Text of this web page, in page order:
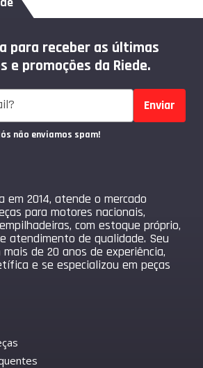
para receber as últimas
e promoções da Riede.
Enviar
não enviamos spam!
em 2014, atende o mercado
para motores nacionais,
com estoque próprio,
atendimento de qualidade. Seu
de 20 anos de experiência,
e se especializou em peças